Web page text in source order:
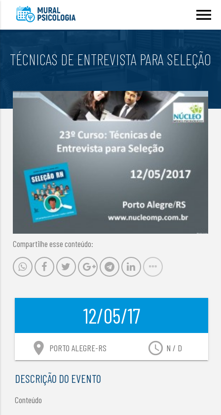
menu
TÉCNICAS DE ENTREVISTA PARA SELEÇÃO
Compartilhe esse conteúdo:
12/05/17
access_time N / D
location_on PORTO ALEGRE-RS
DESCRIÇÃO DO EVENTO
Conteúdo